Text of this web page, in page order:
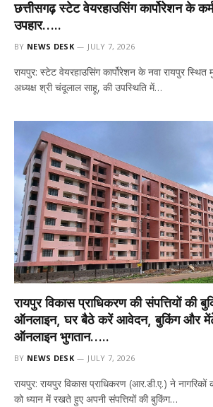
छत्तीसगढ़ स्टेट वेयरहाउसिंग कार्पोरेशन के
उपहार…..
BY NEWS DESK JULY 7, 2026
रायपुर: स्टेट वेयरहाउसिंग कार्पोरेशन के नवा रायपुर
अध्यक्ष श्री चंदूलाल साहू, की उपस्थिति में…
रायपुर विकास प्राधिकरण की संपत्तियों की
ऑनलाइन, घर बैठे करें आवेदन, बुकिंग और
ऑनलाइन भुगतान…..
BY NEWS DESK JULY 7, 2026
रायपुर: रायपुर विकास प्राधिकरण (आर.डी.ए.) ने नागरिकों
को ध्यान में रखते हुए अपनी संपत्तियों की बुकिंग…